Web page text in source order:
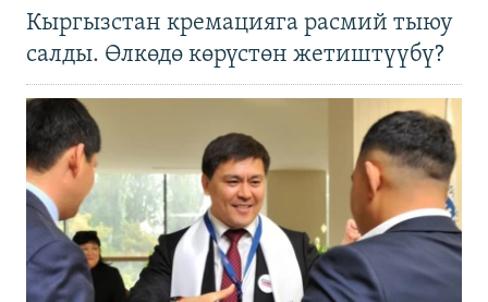
Кыргызстан кремацияга расмий тыюу
салды. Өлкөдө көрүстөн жетиштүүбү?